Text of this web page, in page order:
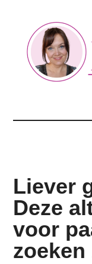
content
secondary
Liever
Deze
voor